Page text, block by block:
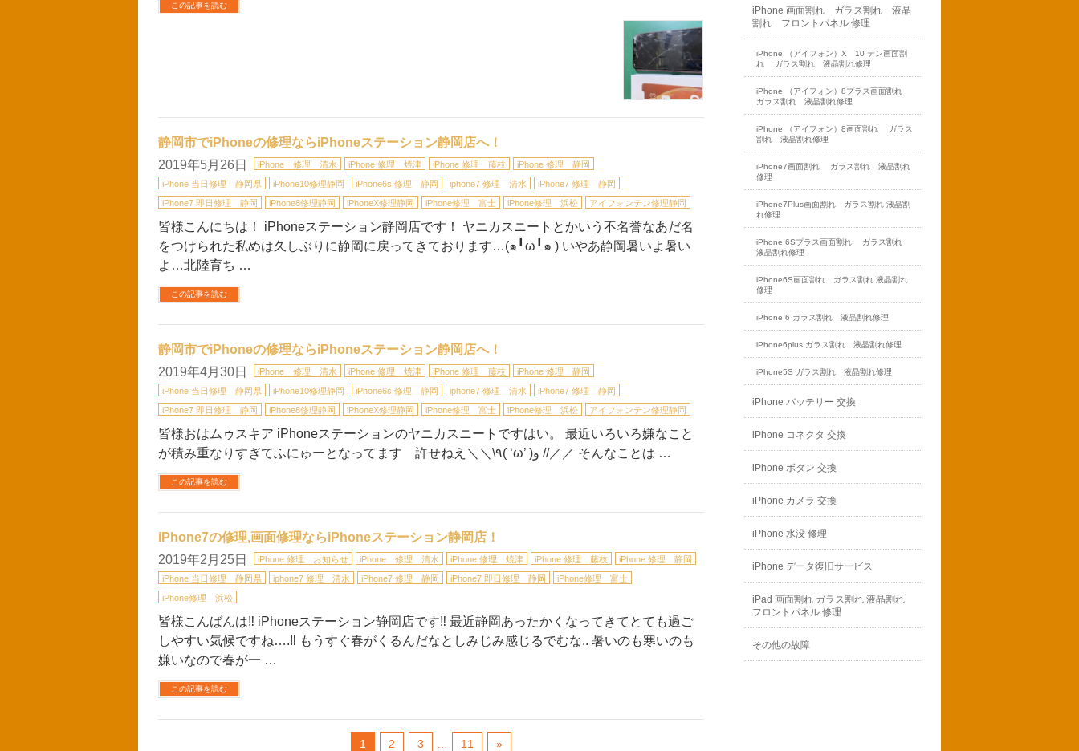
この記事を読む
静岡市でiPhoneの修理ならiPhoneステーション静岡店へ！
2019年5月26日
iPhone 修理 清水 iPhone 修理 焼津 iPhone 修理 藤枝
iPhone 修理 静岡
iPhone 当日修理 静岡県
iPhone10修理静岡 iPhone6s 修理 静岡 iphone7 修理 清水
iPhone7 修理 静岡
iPhone7 即日修理 静岡
iPhone8修理静岡 iPhoneX修理静岡 iPhone修理 富士 iPhone修理 浜松 アイフォンテン修理静岡
皆様こんにちは！ iPhoneステーション静岡店です！ ヤニカスニートとかいう不名誉なあだ名
をつけられた私めは久しぶりに静岡に戻ってきております…(๑╹ω╹๑ ) いやあ静岡暑いよ暑い
よ…北陸育ち …
この記事を読む
静岡市でiPhoneの修理ならiPhoneステーション静岡店へ！
2019年4月30日
iPhone 修理 清水 iPhone 修理 焼津 iPhone 修理 藤枝
iPhone 修理 静岡
iPhone 当日修理 静岡県
iPhone10修理静岡 iPhone6s 修理 静岡 iphone7 修理 清水
iPhone7 修理 静岡
iPhone7 即日修理 静岡
iPhone8修理静岡 iPhoneX修理静岡 iPhone修理 富士 iPhone修理 浜松 アイフォンテン修理静岡
皆様おはムゥスキア iPhoneステーションのヤニカスニートですはい。 最近いろいろ嫌なこと
が積み重なりすぎてふにゅーとなってます 許せねえ＼＼\٩( ‘ω’ )و //／／ そんなことは …
この記事を読む
iPhone7の修理,画面修理ならiPhoneステーション静岡店！
2019年2月25日
iPhone 修理 お知らせ iPhone 修理 清水 iPhone 修理 焼津 iPhone 修理 藤枝
iPhone 修理 静岡
iPhone 当日修理 静岡県
iphone7 修理 清水 iPhone7 修理 静岡 iPhone7 即日修理 静岡
iPhone修理 富士
iPhone修理 浜松
皆様こんばんは‼︎ iPhoneステーション静岡店です‼︎ 最近静岡あったかくなってきてとても過ご
しやすい気候ですね….‼︎ もうすぐ春がくるんだなとしみじみ感じるでむな.. 暑いのも寒いのも
嫌いなので春が一 …
この記事を読む
1 2 3 11 »
iPhone 画面割れ ガラス割れ 液晶
割れ フロントパネル 修理
iPhone （アイフォン）X 10 テン画面割
れ ガラス割れ 液晶割れ修理
iPhone （アイフォン）8プラス画面割れ
ガラス割れ 液晶割れ修理
iPhone （アイフォン）8画面割れ ガラス
割れ 液晶割れ修理
iPhone7画面割れ ガラス割れ 液晶割れ
修理
iPhone7Plus画面割れ ガラス割れ 液晶割
れ修理
iPhone 6Sプラス画面割れ ガラス割れ
液晶割れ修理
iPhone6S画面割れ ガラス割れ 液晶割れ
修理
iPhone 6 ガラス割れ 液晶割れ修理
iPhone6plus ガラス割れ 液晶割れ修理
iPhone5S ガラス割れ 液晶割れ修理
iPhone バッテリー 交換
iPhone コネクタ 交換
iPhone ボタン 交換
iPhone カメラ 交換
iPhone 水没 修理
iPhone データ復旧サービス
iPad 画面割れ ガラス割れ 液晶割れ
フロントパネル 修理
その他の故障